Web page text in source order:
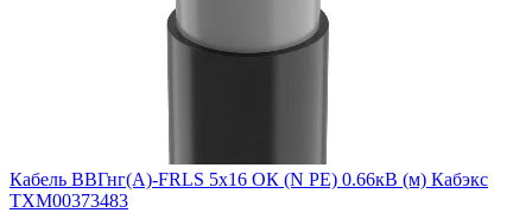
Кабель ВВГнг(А)-FRLS 5х16 ОК (N PE) 0.66кВ (м) Кабэкс
ТХМ00373483